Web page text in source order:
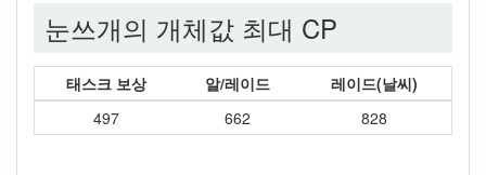
눈쓰개의 개체값 최대 CP
태스크 보상 알/레이드
레이드(날씨)
497
662 828